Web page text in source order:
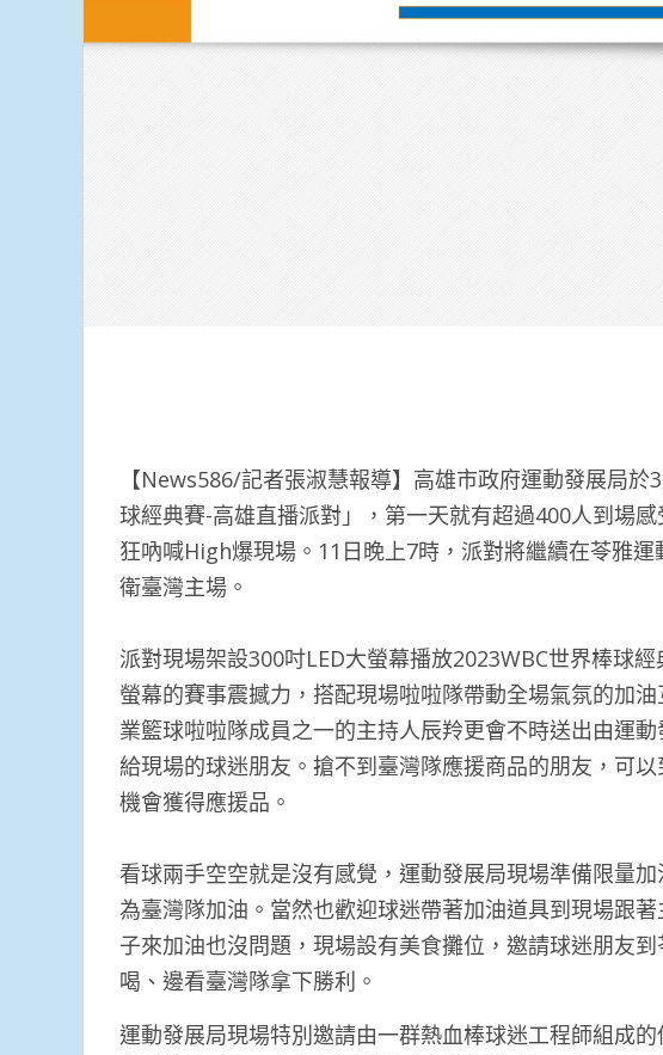
【News586/記者張淑慧報導】高雄市政府運動發展局
球經典賽-高雄直播派對」，第一天就有超過400人到場
狂吶喊High爆現場。11日晚上7時，派對將繼續在苓雅
衛臺灣主場。
派對現場架設300吋LED大螢幕播放2023WBC世界棒球
螢幕的賽事震撼力，搭配現場啦啦隊帶動全場氣氛的加
業籃球啦啦隊成員之一的主持人辰羚更會不時送出由運
給現場的球迷朋友。搶不到臺灣隊應援商品的朋友，可
機會獲得應援品。
看球兩手空空就是沒有感覺，運動發展局現場準備限量
為臺灣隊加油。當然也歡迎球迷帶著加油道具到現場跟
子來加油也沒問題，現場設有美食攤位，邀請球迷朋友
喝、邊看臺灣隊拿下勝利。
運動發展局現場特別邀請由一群熱血棒球迷工程師組成